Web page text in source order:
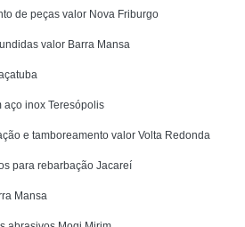
de peças valor Nova Friburgo
valor Barra Mansa
aço inox Teresópolis
e tamboreamento valor Volta Redonda
para rebarbação Jacareí
Mansa